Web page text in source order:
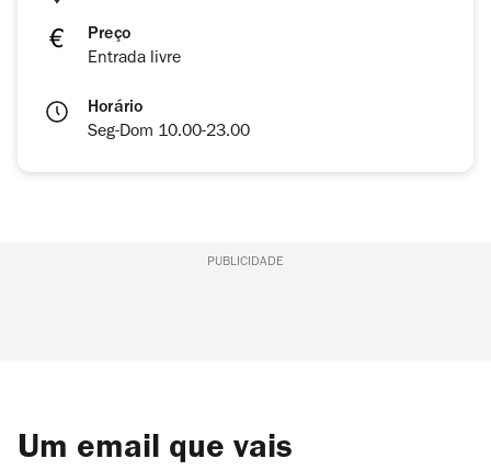
Preço
Entrada livre
Horário
Seg-Dom 10.00-23.00
PUBLICIDADE
Um email que vais